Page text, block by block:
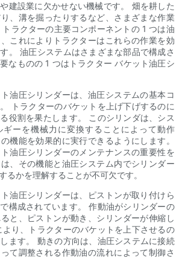
建設業に欠かせない機械です。 畑を耕した
、溝を掘ったりするなど、さまざまな作業
ラクターの主要コンポーネントの 1 つは油
これによりトラクターはこれらの作業を効
。 油圧システムはさまざまな部品で構成さ
なものの 1 つはトラクター バケット油圧シ
油圧シリンダーは、油圧システムの基本コ
トラクターのバケットを上げ下げするのに
役割を果たします。 このシリンダは、シス
ギーを機械力に変換することによって動作
機能を効果的に実行できるようにします。
油圧シリンダーのメンテナンスの重要性を
、その機能と油圧システム内でシリンダー
るかを理解することが不可欠です。
油圧シリンダーは、ピストンが取り付けら
構成されています。 作動油がシリンダーの
と、ピストンが動き、シリンダーが伸縮し
より、トラクターのバケットを上下させるの
ます。 動きの方向は、油圧システムに接続
て調整される作動油の流れによって制御さ